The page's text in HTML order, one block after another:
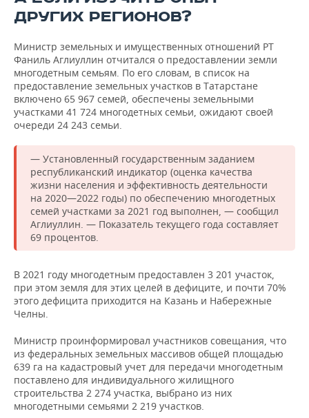
ДРУГИХ РЕГИОНОВ?
Министр земельных и имущественных отношений РТ
Фаниль Аглиуллин отчитался о предоставлении земли
многодетным семьям. По его словам, в список на
предоставление земельных участков в Татарстане
включено 65 967 семей, обеспечены земельными
участками 41 724 многодетных семьи, ожидают своей
очереди 24 243 семьи.
— Установленный государственным заданием
республиканский индикатор (оценка качества
жизни населения и эффективность деятельности
на 2020—2022 годы) по обеспечению многодетных
семей участками за 2021 год выполнен, — сообщил
Аглиуллин. — Показатель текущего года составляет
69 процентов.
В 2021 году многодетным предоставлен 3 201 участок,
при этом земля для этих целей в дефиците, и почти 70%
этого дефицита приходится на Казань и Набережные
Челны.
Министр проинформировал участников совещания, что
из федеральных земельных массивов общей площадью
639 га на кадастровый учет для передачи многодетным
поставлено для индивидуального жилищного
строительства 2 274 участка, выбрано из них
многодетными семьями 2 219 участков.